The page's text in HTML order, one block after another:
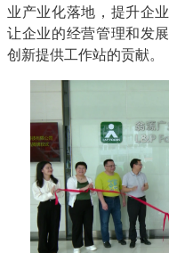
业产业化落地，提升企
让企业的经营管理和发
创新提供工作站的贡献。